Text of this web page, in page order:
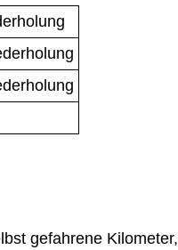
gefahrene Kilometer,